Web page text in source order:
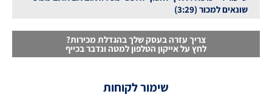
שונאים למכור (3:29)
צריך עזרה בעסק שלך בהגדלת מכירות?
לחץ על אייקון הטלפון למטה ונדבר בכייף
שימור לקוחות